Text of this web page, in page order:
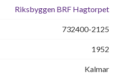
Riksbyggen BRF Hagtorpet
732400-2125
1952
Kalmar